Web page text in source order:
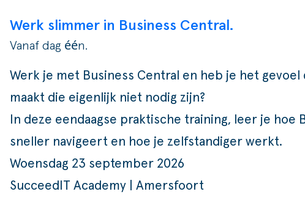
Werk slimmer in Business Central.
Vanaf dag één.
Werk je met Business Central en heb je het
maakt die eigenlijk niet nodig zijn?
In deze eendaagse praktische training, leer je
sneller navigeert en hoe je zelfstandiger werkt.
Woensdag 23 september 2026
SucceedIT Academy | Amersfoort